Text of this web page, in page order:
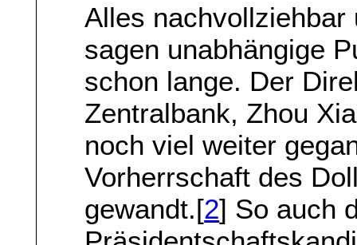
Alles
sagen unabhängige
schon lange. Der
Zentralbank, Zhou
noch viel weiter
Vorherrschaft des
gewandt.[2] So auch